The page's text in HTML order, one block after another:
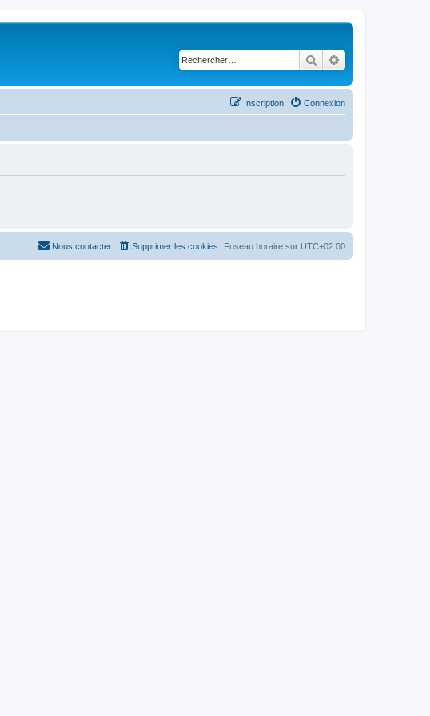
Rechercher
Connexion
Inscription
Fuseau horaire sur UTC+02:00
Supprimer les cookies
Nous contacter